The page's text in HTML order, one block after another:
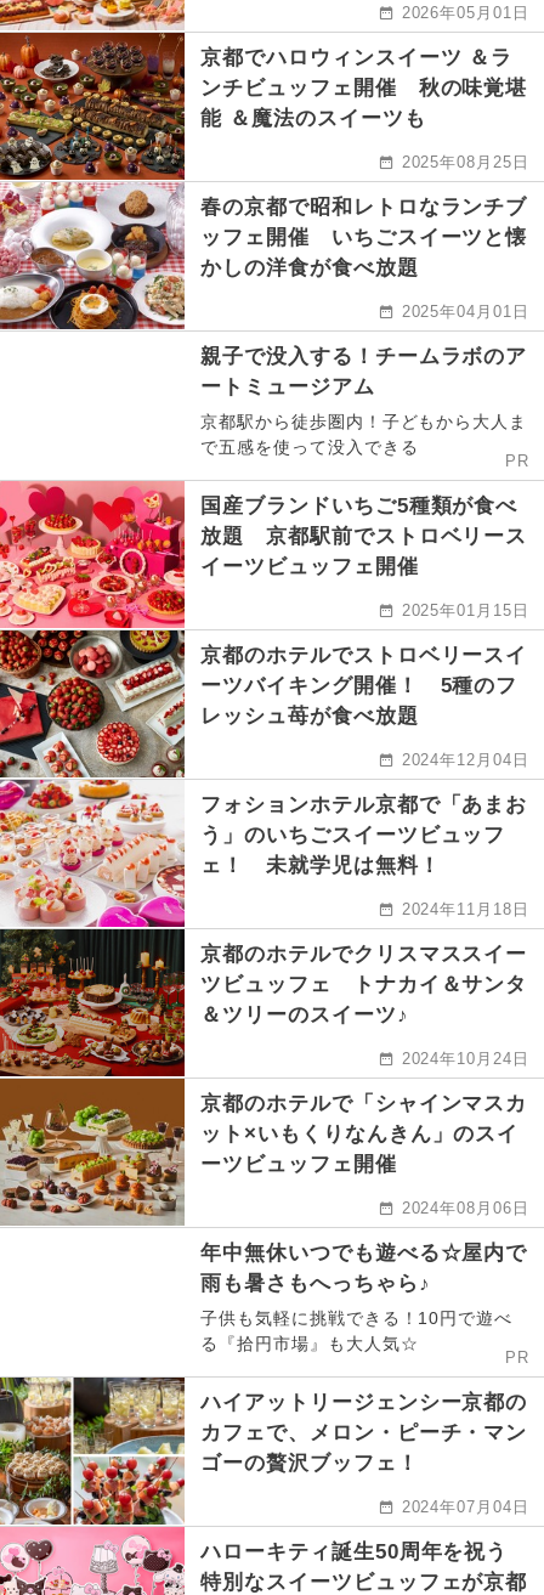
2026年05月01日
京都でハロウィンスイーツ ＆ラ
ンチビュッフェ開催 秋の味覚堪
能 ＆魔法のスイーツも
2025年08月25日
春の京都で昭和レトロなランチブ
ッフェ開催 いちごスイーツと懐
かしの洋食が食べ放題
2025年04月01日
親子で没入する！チームラボのア
ートミュージアム
京都駅から徒歩圏内！子どもから大人ま
で五感を使って没入できる
PR
国産ブランドいちご5種類が食べ
放題 京都駅前でストロベリース
イーツビュッフェ開催
2025年01月15日
京都のホテルでストロベリースイ
ーツバイキング開催！ 5種のフ
レッシュ苺が食べ放題
2024年12月04日
フォションホテル京都で「あまお
う」のいちごスイーツビュッフ
ェ！ 未就学児は無料！
2024年11月18日
京都のホテルでクリスマススイー
ツビュッフェ トナカイ＆サンタ
＆ツリーのスイーツ♪
2024年10月24日
京都のホテルで「シャインマスカ
ット×いもくりなんきん」のスイ
ーツビュッフェ開催
2024年08月06日
年中無休いつでも遊べる☆屋内で
雨も暑さもへっちゃら♪
子供も気軽に挑戦できる！10円で遊べ
る『拾円市場』も大人気☆
PR
ハイアットリージェンシー京都の
カフェで、メロン・ピーチ・マン
ゴーの贅沢ブッフェ！
2024年07月04日
ハローキティ誕生50周年を祝う
特別なスイーツビュッフェが京都